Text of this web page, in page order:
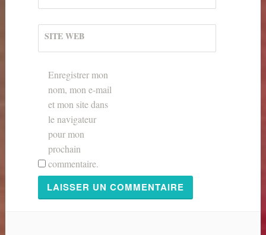
SITE WEB
Enregistrer mon
nom, mon e-mail
et mon site dans
le navigateur
pour mon
prochain
commentaire.